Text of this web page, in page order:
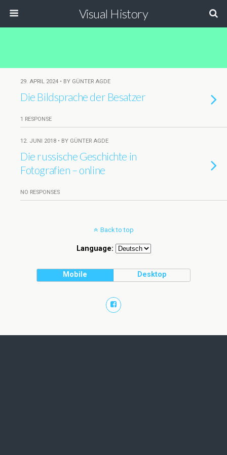
Visual History
29. APRIL 2024 • BY GÜNTER AGDE
Die Bildsprache der Besatzer
1 RESPONSE
12. JUNI 2018 • BY GÜNTER AGDE
Die russische Geschichte in
Fotografien – online
NO RESPONSES
Back to top
Language:
Mobile Desktop